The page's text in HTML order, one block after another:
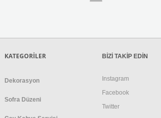
KATEGORİLER
Dekorasyon
Sofra Düzeni
BİZİ TAKİP EDİN
Instagram
Facebook
Twitter